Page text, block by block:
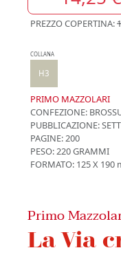
PREZZO COPERTINA:
COLLANA
H3
PRIMO MAZZOLARI
CONFEZIONE:
PUBBLICAZIONE:
PAGINE: 200
PESO: 220 GRAMMI
FORMATO: 125 X 190
Primo
La Via